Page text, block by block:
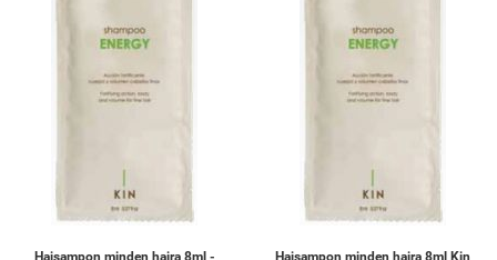
Hajsampon minden hajra 8ml -
Hajsampon minden hajra 8ml Kin